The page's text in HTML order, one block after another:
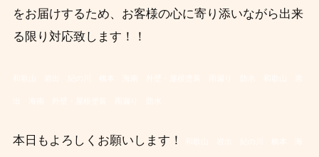
をお届けするため、お客様の心に寄り添いながら出来
る限り対応致します！！
本日もよろしくお願いします！